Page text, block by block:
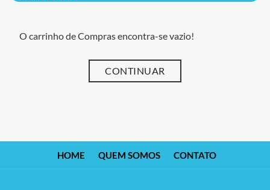
O carrinho de Compras encontra-se vazio!
CONTINUAR
HOME QUEM SOMOS CONTATO